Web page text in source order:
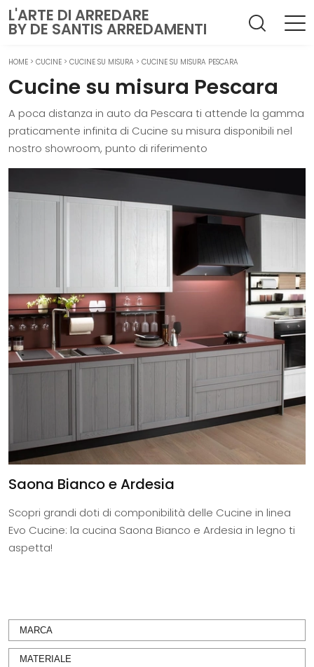
L'ARTE DI ARREDARE
BY DE SANTIS ARREDAMENTI
HOME > CUCINE > CUCINE SU MISURA > CUCINE SU MISURA PESCARA
Cucine su misura Pescara
A poca distanza in auto da Pescara ti attende la gamma
praticamente infinita di Cucine su misura disponibili nel
nostro showroom, punto di riferimento
Saona Bianco e Ardesia
Scopri grandi doti di componibilità delle Cucine in linea
Evo Cucine: la cucina Saona Bianco e Ardesia in legno ti
aspetta!
MARCA
MATERIALE